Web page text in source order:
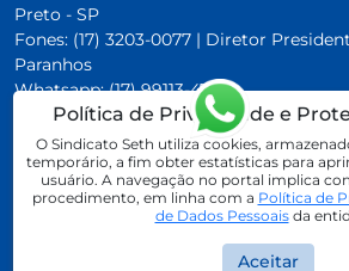
Preto - SP
Fones: (17) 3203-0077 | Diretor
Paranhos
Whatsapp:(17) 99113-4760
Sindicato SETH. Todos os
Política de Privacidade e
O Sindicato Seth utiliza cookies,
temporário, a fim obter estatísticas para
usuário. A navegação no portal implica
procedimento, em linha com a Política de
de Dados Pessoaisda
Aceitar